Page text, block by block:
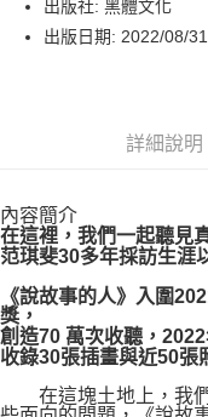
街口支付
博客來商品配送方式
每筆NT$80，滿
出版社: 黑體文化
出版日期: 2022/08/31
詳細說明
內容簡介
在這裡，我們一起聽見
范琪斐30多年採訪生涯
《說故事的人》入圍
獎，
創造70 萬次收聽，
收錄30張插畫與近50張
在這塊土地上，我們